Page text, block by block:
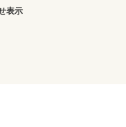
表示